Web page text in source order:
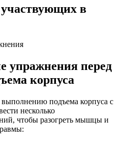
в
упражнения перед
корпуса
подъема корпуса с
несколько
чтобы разогреть мышцы и